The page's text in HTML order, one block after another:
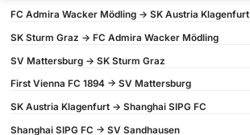
FC Admira Wacker Mödling -> SK Austria Klagenfurt
SK Sturm Graz -> FC Admira Wacker Mödling
SV Mattersburg -> SK Sturm Graz
First Vienna FC 1894 -> SV Mattersburg
SK Austria Klagenfurt -> Shanghai SIPG FC
Shanghai SIPG FC -> SV Sandhausen